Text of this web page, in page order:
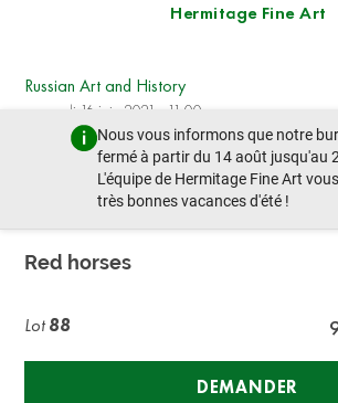
Hermitage Fine Art
Nous vous informons que notre
fermé à partir du 14 août jusqu'au
L'équipe de Hermitage Fine Art
très bonnes vacances d'été !
Russian Art and History
mercredi 16 juin 2021 - 11:00
lot précédent
ANATOLY SLEPISHEV (1932-2016)
Red horses
Lot88
DEMANDER